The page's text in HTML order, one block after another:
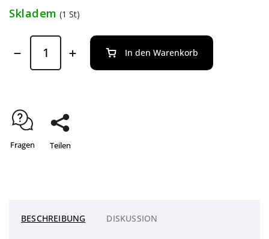
Skladem (1 St)
In den Warenkorb
Fragen Teilen
BESCHREIBUNG DISKUSSION